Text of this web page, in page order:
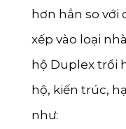
hơn hẳn so với
xếp vào loại
hộ Duplex trổi
hộ, kiến trúc,
như: